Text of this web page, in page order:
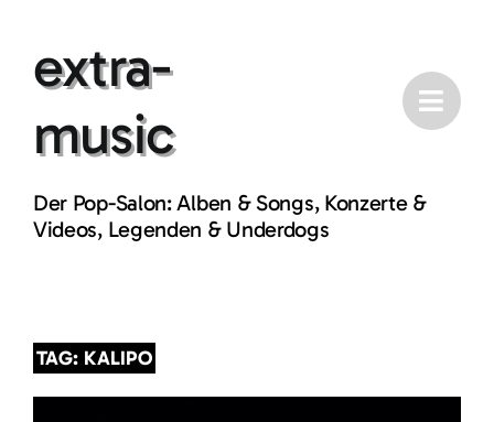
contentextra-
music
Der Pop-Salon: Alben & Songs, Konzerte &
Videos, Legenden & Underdogs
TAG: KALIPO